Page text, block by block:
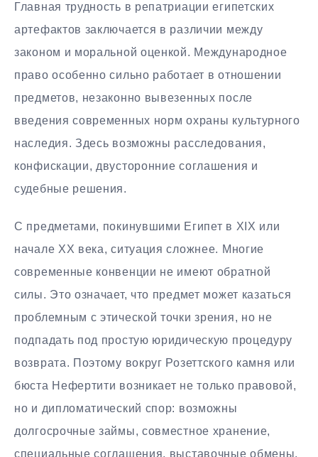
Главная трудность в репатриации египетских
артефактов заключается в различии между
законом и моральной оценкой. Международное
право особенно сильно работает в отношении
предметов, незаконно вывезенных после
введения современных норм охраны культурного
наследия. Здесь возможны расследования,
конфискации, двусторонние соглашения и
судебные решения.
С предметами, покинувшими Египет в XIX или
начале XX века, ситуация сложнее. Многие
современные конвенции не имеют обратной
силы. Это означает, что предмет может казаться
проблемным с этической точки зрения, но не
подпадать под простую юридическую процедуру
возврата. Поэтому вокруг Розеттского камня или
бюста Нефертити возникает не только правовой,
но и дипломатический спор: возможны
долгосрочные займы, совместное хранение,
специальные соглашения, выставочные обмены,